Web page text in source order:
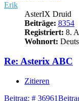
Erik
AsterIX Druid
Beiträge: 8354
Registriert: 8.
Wohnort:
Re: Asterix ABC
Zitieren
Beitrag: # 36961